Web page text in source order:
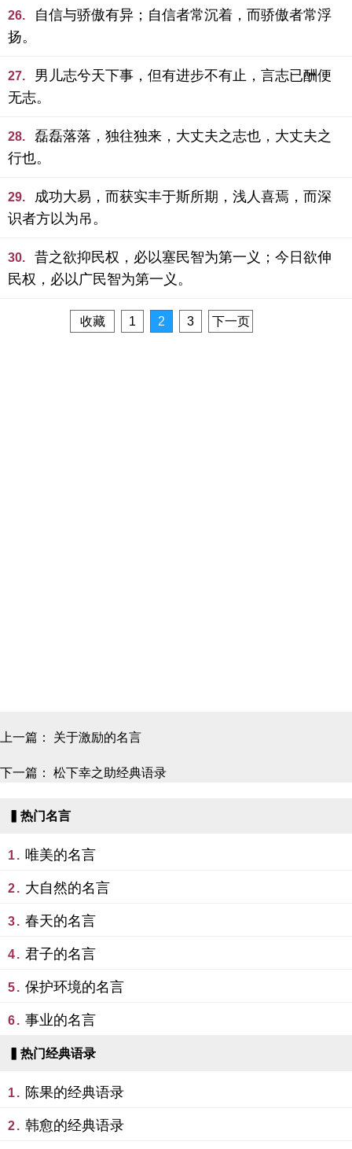
26.
自信与骄傲有异；自信者常沉着，而骄傲者常浮
扬。
27.
男儿志兮天下事，但有进步不有止，言志已酬便
无志。
28.
磊磊落落，独往独来，大丈夫之志也，大丈夫之
行也。
29.
成功大易，而获实丰于斯所期，浅人喜焉，而深
识者方以为吊。
30.
昔之欲抑民权，必以塞民智为第一义；今日欲伸
民权，必以广民智为第一义。
收藏 1 2 3 下一页
上一篇： 关于激励的名言
下一篇： 松下幸之助经典语录
▍热门名言
1. 唯美的名言
2. 大自然的名言
3. 春天的名言
4. 君子的名言
5. 保护环境的名言
6. 事业的名言
▍热门经典语录
1. 陈果的经典语录
2. 韩愈的经典语录